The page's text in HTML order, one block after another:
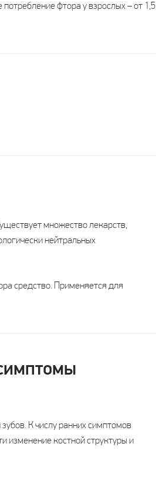
фтора у взрослых – от 1,5
множество лекарств,
нейтральных
средство. Применяется для
К числу ранних симптомов
изменение костной структуры и